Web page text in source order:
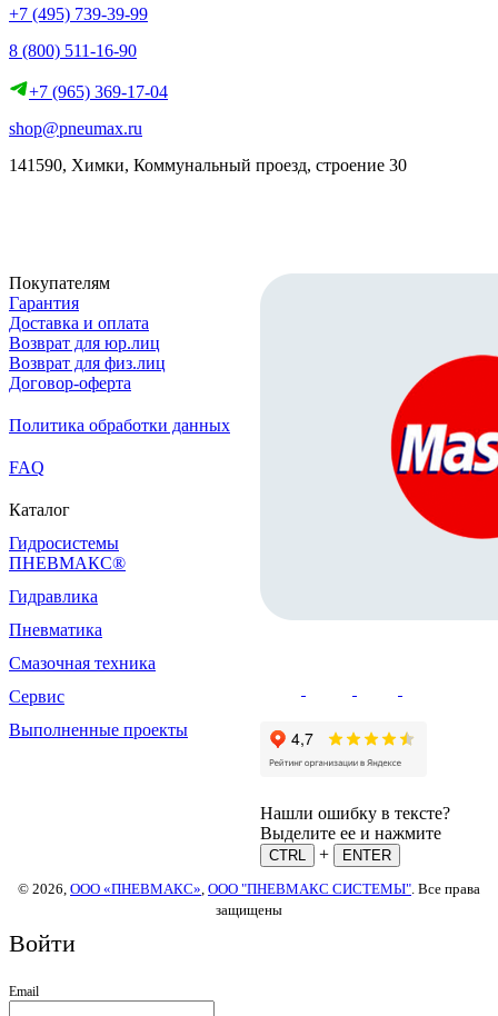
+7 (495) 739-39-99
8 (800) 511-16-90
+7 (965) 369-17-04
shop@pneumax.ru
141590, Химки, Коммунальный проезд, строение 30
Покупателям
Гарантия
Доставка и оплата
Возврат для юр.лиц
Возврат для физ.лиц
Договор-оферта
Политика обработки данных
FAQ
Каталог
Гидросистемы
ПНЕВМАКС®
Гидравлика
Пневматика
Смазочная техника
Сервис
Выполненные проекты
Нашли ошибку в тексте?
Выделите ее и нажмите
CTRL +
ENTER
© 2026, ООО «ПНЕВМАКС», ООО "ПНЕВМАКС СИСТЕМЫ". Все права
защищены
Войти
Email